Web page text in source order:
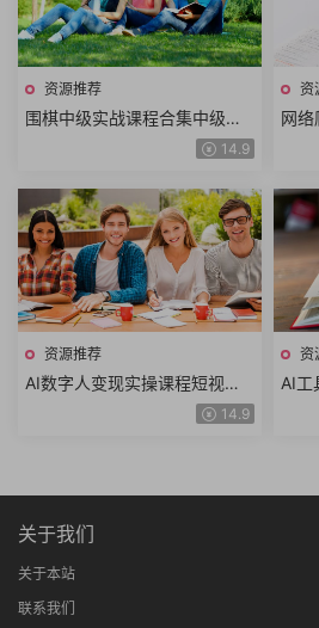
资源推荐
围棋中级实战课程合集中级棋
理基本定式骗招怪招变化解析
对杀技巧围棋布局围棋教室
14.9
资
网络
手
资源推荐
AI数字人变现实操课程短视频
涨粉数字人拍摄数字人工具数
14.9
资
AI工
念
关于我们
关于本站
联系我们